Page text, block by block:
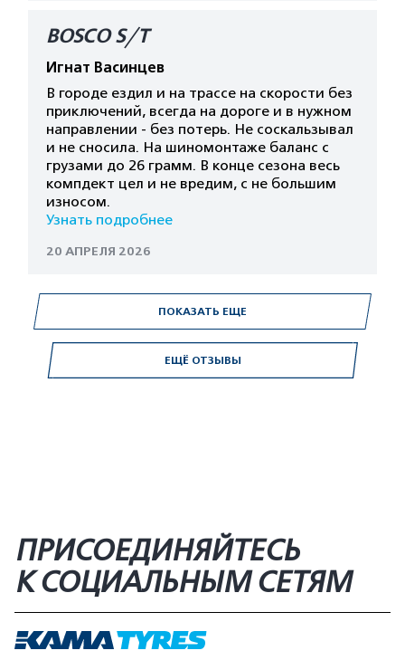
ЕЩЁ ОТЗЫВЫ
BOSCO S/T
Игнат Васинцев
В городе ездил и на трассе на скорости без
приключений, всегда на дороге и в нужном
направлении - без потерь. Не соскальзывал
и не сносила. На шиномонтаже баланс с
грузами до 26 грамм. В конце сезона весь
компдект цел и не вредим, с не большим
износом.
Узнать подробнее
20 АПРЕЛЯ 2026
ПОКАЗАТЬ ЕЩЕ
ПРИСОЕДИНЯЙТЕСЬ
К СОЦИАЛЬНЫМ СЕТЯМ